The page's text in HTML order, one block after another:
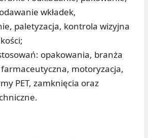
wkładek,
paletyzacja, kontrola wizyjna
opakowania, branża
motoryzacja,
PET, zamknięcia oraz